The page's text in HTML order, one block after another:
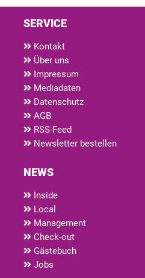
SERVICE
Kontakt
Über uns
Impressum
Mediadaten
Datenschutz
AGB
RSS-Feed
Newsletter bestellen
NEWS
Inside
Local
Management
Check-out
Gästebuch
Jobs